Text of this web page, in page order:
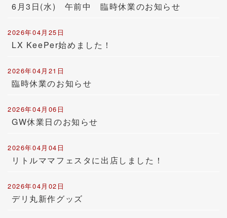
6月3日(水) 午前中 臨時休業のお知らせ
2026年04月25日
LX KeePer始めました！
2026年04月21日
臨時休業のお知らせ
2026年04月06日
GW休業日のお知らせ
2026年04月04日
リトルママフェスタに出店しました！
2026年04月02日
デリ丸新作グッズ